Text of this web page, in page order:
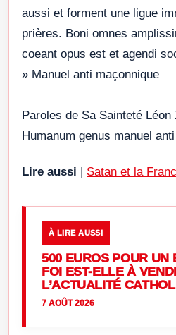
aussi et forment une ligue
prières. Boni omnes
coeant opus est et agendi
» Manuel anti maçonnique
Paroles de Sa Sainteté Léon
Humanum genus manuel
Lire aussi | Satan et la
À LIRE AUSSI
500 EUROS POUR UN
FOI EST-ELLE À
L’ACTUALITÉ
7 AOÛT 2026